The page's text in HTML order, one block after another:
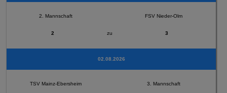
2. Mannschaft FSV Nieder-Olm
2 zu 3
02.08.2026
TSV Mainz-Ebersheim 3. Mannschaft